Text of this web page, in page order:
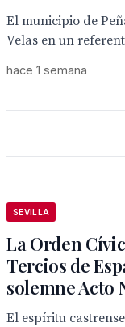
El municipio de
Velas en un
hace 1 semana
SEVILLA
La Orden
Tercios de
solemne Acto
El espíritu